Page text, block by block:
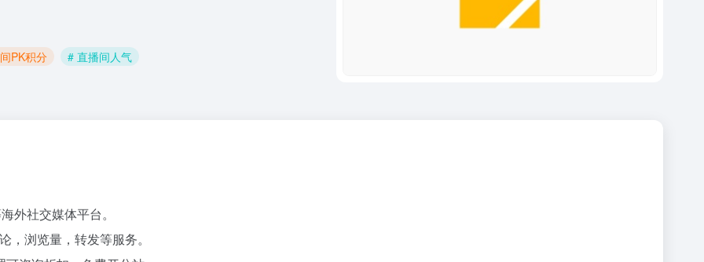
PK积分 # 直播间人气
外社交媒体平台。
，浏览量，转发等服务。